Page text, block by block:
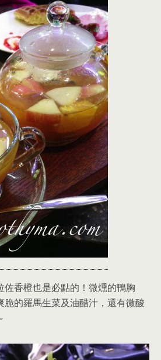
佐香橙也是必點的！微燻的鴨胸
脆的羅馬生菜及油醋汁，還有微酸